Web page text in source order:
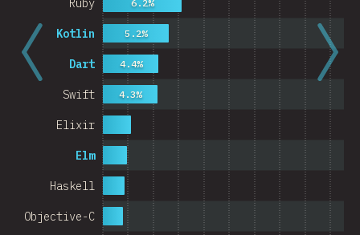
Objective-C
Haskell
Elm
Elixir
Swift
Dart
Kotlin
4.3%
4.4%
5.2%
6.2%